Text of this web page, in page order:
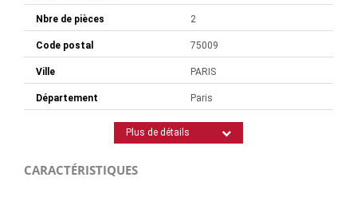
Nbre de pièces 2
Code postal 75009
Ville PARIS
Département Paris
Plus de détails
CARACTÉRISTIQUES